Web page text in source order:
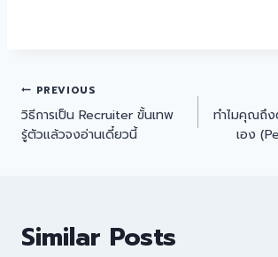
PREVIOUS
วิธีการเป็น Recruiter ขั้นเทพ
รู้ตัวแล้วจงอ่านเดี๋ยวนี้
ทำไมคุณถึ
เอง
Similar Posts